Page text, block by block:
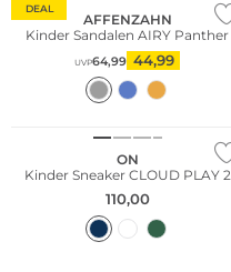
DEAL
AFFENZAHN
Kinder Sandalen AIRY Panther
UVP64,99 44,99
ON
Kinder Sneaker CLOUD PLAY 2
110,00